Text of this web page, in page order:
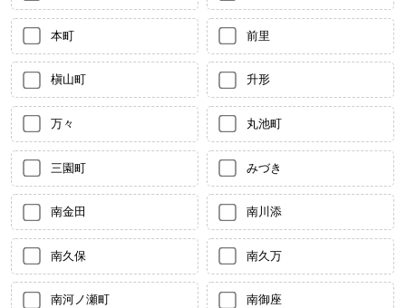
本町 前里
槇山町 升形
万々 丸池町
三園町 みづき
南金田 南川添
南久保 南久万
南河ノ瀬町 南御座